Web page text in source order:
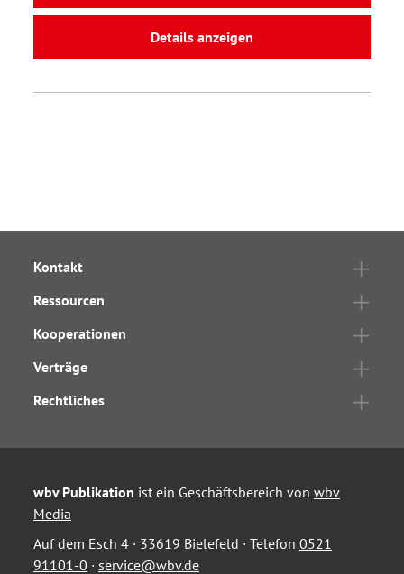
Details anzeigen
Kontakt
Ressourcen
Kooperationen
Verträge
Rechtliches
wbv Publikation ist ein Geschäftsbereich von wbv
Media
Auf dem Esch 4 · 33619 Bielefeld · Telefon 0521
91101-0 · service@wbv.de